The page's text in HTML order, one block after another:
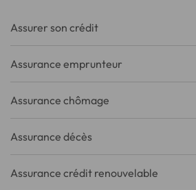
Assurer son crédit
Assurance emprunteur
Assurance chômage
Assurance décès
Assurance crédit renouvelable